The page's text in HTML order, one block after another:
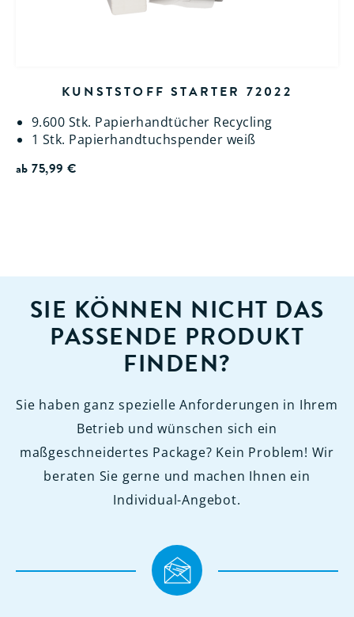
KUNSTSTOFF STARTER 72022
9.600 Stk. Papierhandtücher Recycling
1 Stk. Papierhandtuchspender weiß
ab75,99€
SIE KÖNNEN NICHT DAS
PASSENDE PRODUKT
FINDEN?
Sie haben ganz spezielle Anforderungen in Ihrem
Betrieb und wünschen sich ein
maßgeschneidertes Package? Kein Problem! Wir
beraten Sie gerne und machen Ihnen ein
Individual-Angebot.